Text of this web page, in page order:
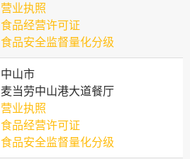
营业执照
食品经营许可证
食品安全监督量化分级
中山市
麦当劳中山港大道餐厅
营业执照
食品经营许可证
食品安全监督量化分级